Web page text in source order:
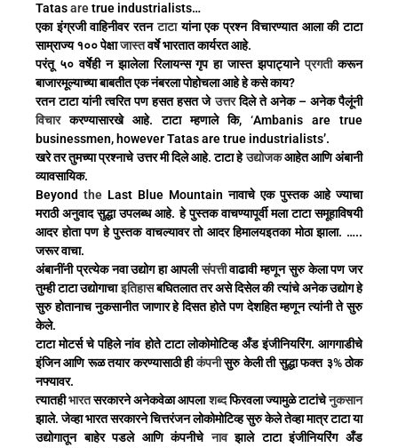
Tatasaretrue industrialists…
एका इंग्रजी वाहिनीवर रतनटाटायांना एक प्रश्न विचारण्यात आला की टाटा
साम्राज्य १०० पेक्षाजास्तवर्षे भारतात कार्यरत आहे.
परंतू ५० वर्षेही न झालेला रिलायन्स गृप हा जास्त झपाट्यानेप्रगतीकरून
बाजारमूल्याच्या बाबतीत एक नंबरला पोहोचला आहे हे कसे काय?
रतन टाटा यांनी त्वरित पण हसत हसत जेउत्तरदिले ते अनेक – अनेक पैलूंनी
विचारकरण्यासारखे आहे. टाटा म्हणाले कि, ‘Ambanis are true
businessmen, however Tatas are true industrialists’.
खरे तर तुमच्या प्रश्नाचे उत्तर मी दिले आहे. टाटा हेउद्योजकआहेत आणि अंबानी
व्यावसायिक.
Beyond the Last Blue Mountain नावाचे एक पुस्तक आहे ज्याचा
मराठी अनुवाद सुद्धा उपलब्ध आहे. हे पुस्तक वाचण्यापूर्वी मला टाटा समूहाविषयी
आदर होता पण हे पुस्तक वाचल्यावर तो आदर हिमालयइतका मोठा झाला. …..
जरूर वाचा.
अंबानींनी प्रत्येक नवा उद्योग हा आपलीसंपत्तीवाढावी म्हणून सुरु केला पण जर
तुम्ही टाटा उद्योगाचाइतिहासबघितलात तर असे दिसेल की त्यांचे अनेक उद्योग हे
सुरु होतानाच नुकसानीत जाणार हे दिसत होते पण देशहित म्हणून त्यांनी ते सुरु
केले.
टाटा मोटर्स चे पहिले नांव होते टाटा लोकोमोटिव्ह अँड इंजीनियरिंग. आगगाडीचे
इंजिन आणि रूळ तयार करण्यासाठी हीकंपनीसुरु केली ती सुद्धा फक्त ३% ठोक
नफ्यावर.
त्यातहीभारतसरकारने अनेकवेळा आपलाशब्दफिरवला ज्यामुळे टाटांचेनुकसान
झाले. जेव्हा भारत सरकारने चित्तरंजन लोकोमोटिव्ह सुरु केले तेव्हा मात्र टाटा या
उद्योगातून बाहेर पडले आणि कंपनीचेनावझाले टाटा इंजीनियरिंग अँड